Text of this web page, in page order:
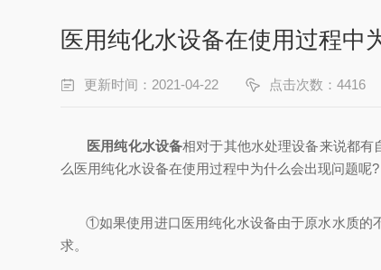
医用纯化水设备在使用过程中
更新时间：2021-04-22 点击次数：4416
医用纯化水设备相对于其他水处理设备来说都有
么医用纯化水设备在使用过程中为什么会出现问题呢?
①如果使用进口医用纯化水设备由于原水水质的不
求。